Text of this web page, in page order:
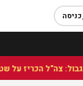
כניסה
הכריז על שטח